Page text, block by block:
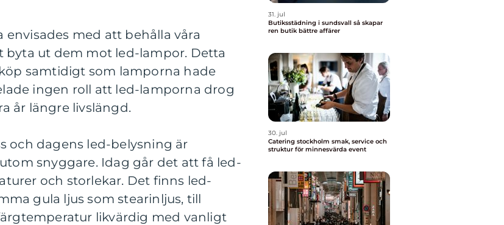
med att behålla våra
ut dem mot led-lampor. Detta
samtidigt som lamporna hade
ingen roll att led-lamporna drog
år längre livslängd.
och dagens led-belysning är
snyggare. Idag går det att få led-
och storlekar. Det finns led-
gula ljus som stearinljus, till
likvärdig med vanligt
31. jul
Butiksstädning i sundsvall så skapar
ren butik bättre affärer
30. jul
Catering stockholm smak, service och
struktur för minnesvärda event